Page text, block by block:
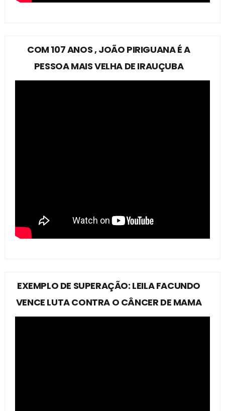
COM 107 ANOS , JOÃO PIRIGUANA É A
PESSOA MAIS VELHA DE IRAUÇUBA
EXEMPLO DE SUPERAÇÃO: LEILA FACUNDO
VENCE LUTA CONTRA O CÂNCER DE MAMA